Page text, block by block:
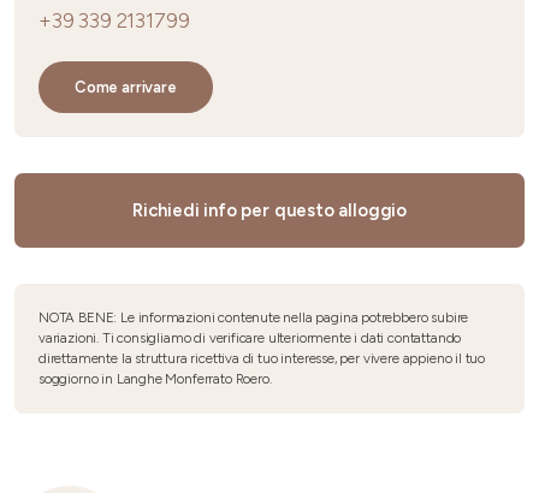
+39 339 2131799
Come arrivare
Richiedi info per questo alloggio
NOTA BENE: Le informazioni contenute nella pagina potrebbero subire
variazioni. Ti consigliamo di verificare ulteriormente i dati contattando
direttamente la struttura ricettiva di tuo interesse, per vivere appieno il tuo
soggiorno in Langhe Monferrato Roero.